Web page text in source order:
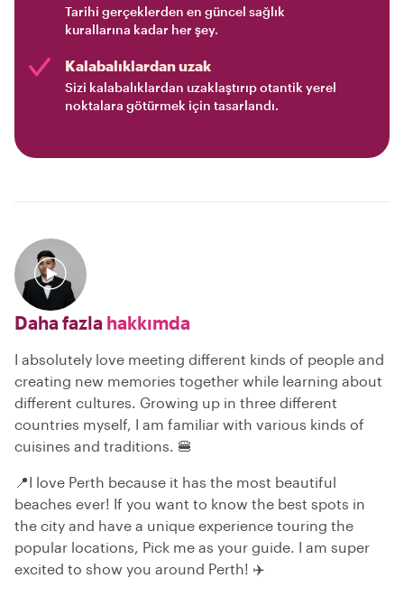
Tarihi gerçeklerden en güncel sağlık
kurallarına kadar her şey.
Kalabalıklardan uzak
Sizi kalabalıklardan uzaklaştırıp otantik yerel
noktalara götürmek için tasarlandı.
Daha fazla hakkımda
I absolutely love meeting different kinds of people and
creating new memories together while learning about
different cultures. Growing up in three different
countries myself, I am familiar with various kinds of
cuisines and traditions. 🍔
📍I love Perth because it has the most beautiful
beaches ever! If you want to know the best spots in
the city and have a unique experience touring the
popular locations, Pick me as your guide. I am super
excited to show you around Perth! ✈️